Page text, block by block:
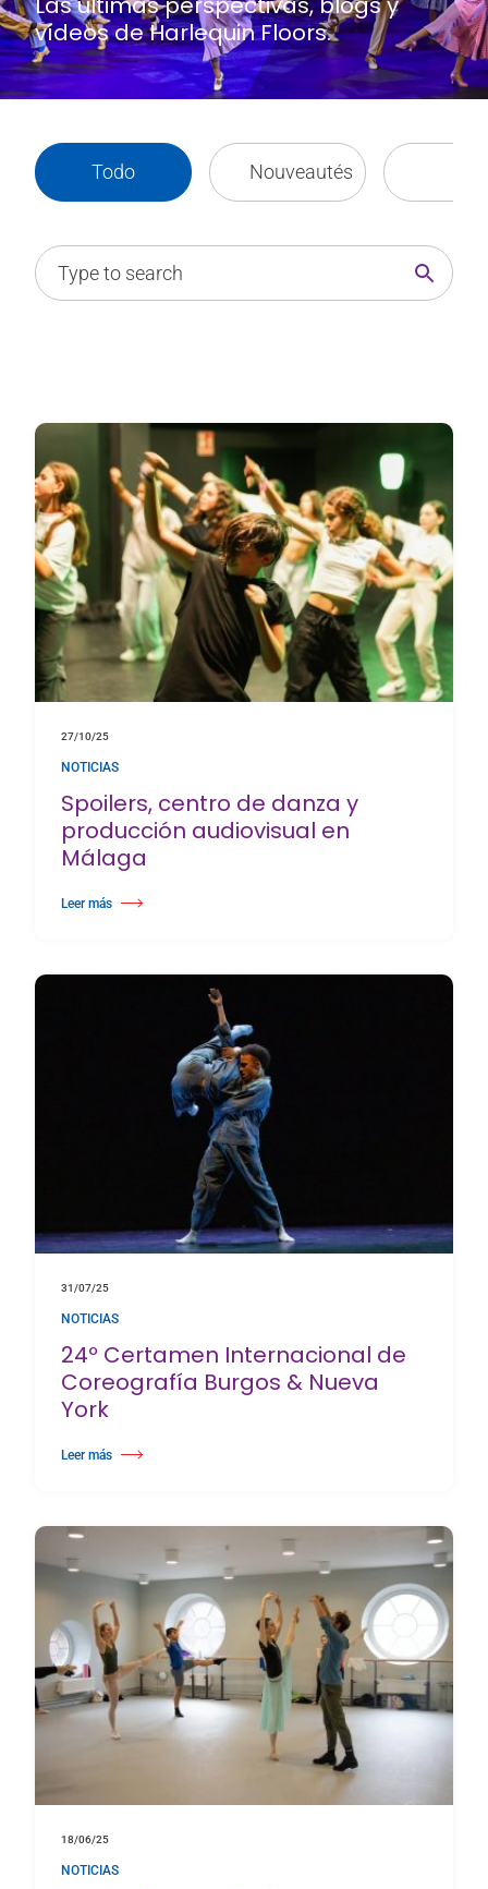
vídeos de Harlequin Floors.
Todo Nouveautés
27/10/25
NOTICIAS
Spoilers, centro de danza y
producción audiovisual en
Málaga
Leer más
about Spoilers, centro de danza y producción audiovisual en Málaga
31/07/25
NOTICIAS
24º Certamen Internacional de
Coreografía Burgos & Nueva
York
Leer más
about 24º Certamen Internacional de Coreografía Burgos & Nueva York
18/06/25
NOTICIAS